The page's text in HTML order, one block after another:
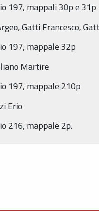
197, mappali 30p e 31p
Gatti Francesco,
197, mappale 32p
Martire
197, mappale 210p
Erio
216, mappale 2p.